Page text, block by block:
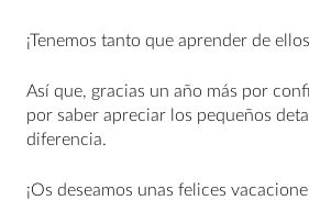
¡Tenemos tanto que aprender de
Así que, gracias un año más por
por saber apreciar los pequeños
diferencia.
¡Os deseamos unas felices